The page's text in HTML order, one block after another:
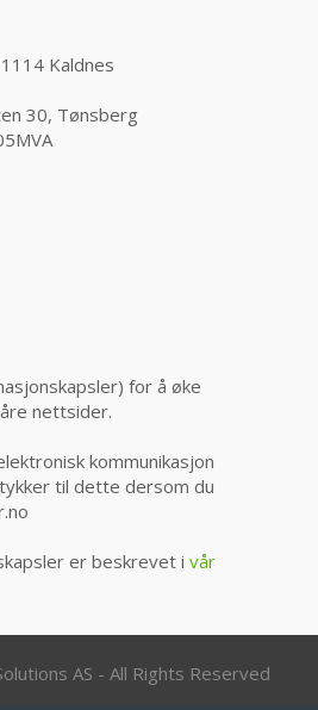
Kaldnes
30, Tønsberg
for å øke
nettsider.
kommunikasjon
til dette dersom du
er beskrevet i vår
AS - All Rights Reserved